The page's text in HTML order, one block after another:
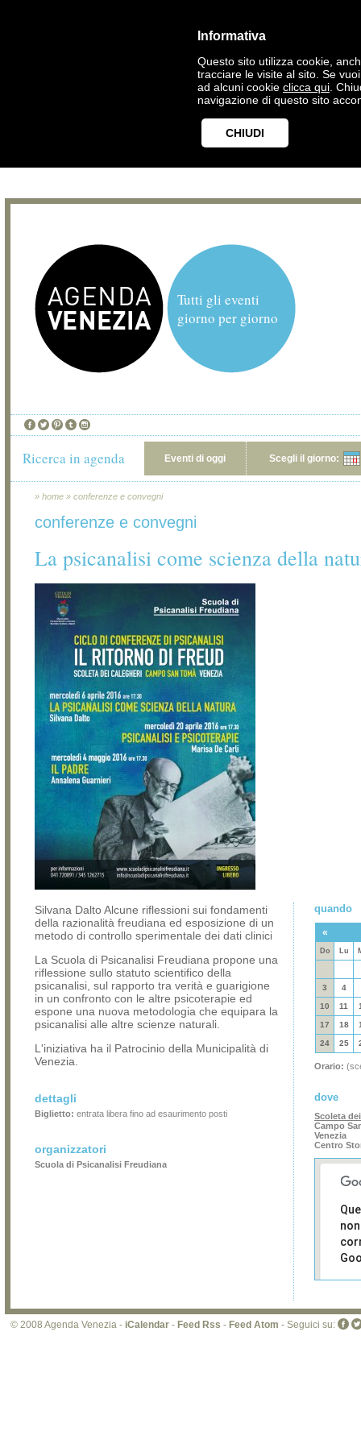
Informativa
Questo sito utilizza cookie,
tracciare le visite al sito. Se
ad alcuni cookie clicca qui .
navigazione di questo sito
CHIUDI
Tutti gli eventi
giorno per giorno
Ricerca in agenda Eventi di oggi Scegli il giorno:
» home » conferenze e convegni
conferenze e convegni
La psicanalisi come scienza della
Silvana Dalto Alcune riflessioni sui fondamenti
della razionalità freudiana ed esposizione di un
metodo di controllo sperimentale dei dati clinici
La Scuola di Psicanalisi Freudiana propone una
riflessione sullo statuto scientifico della
psicanalisi, sul rapporto tra verità e guarigione
in un confronto con le altre psicoterapie ed
espone una nuova metodologia che equipara la
psicanalisi alle altre scienze naturali.
L'iniziativa ha il Patrocinio della Municipalità di
Venezia.
dettagli
Biglietto: entrata libera fino ad esaurimento posti
organizzatori
Scuola di Psicanalisi Freudiana
quando
«
Do Lu
3 4
10 11
17 18
24 25
Orario:
dove
Scoleta
Campo
Venezia
Centro
di
sito
© 2008 Agenda Venezia - iCalendar - Feed Rss - Feed Atom - Seguici su: